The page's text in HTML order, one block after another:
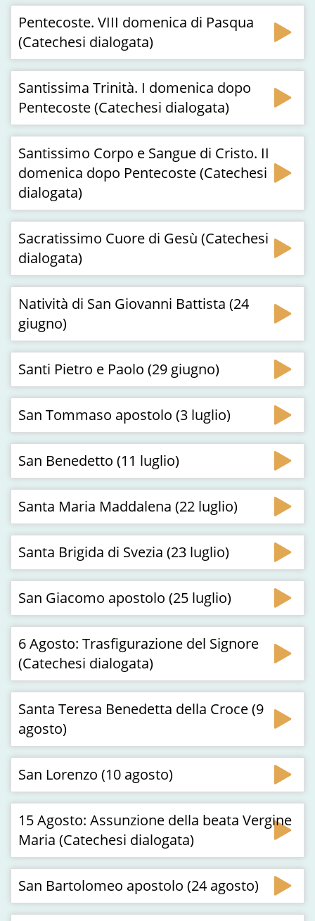
Pentecoste. VIII domenica di Pasqua
(Catechesi dialogata)
Santissima Trinità. I domenica dopo
Pentecoste (Catechesi dialogata)
Santissimo Corpo e Sangue di Cristo. II
domenica dopo Pentecoste (Catechesi
dialogata)
Sacratissimo Cuore di Gesù (Catechesi
dialogata)
Natività di San Giovanni Battista (24
giugno)
Santi Pietro e Paolo (29 giugno)
San Tommaso apostolo (3 luglio)
San Benedetto (11 luglio)
Santa Maria Maddalena (22 luglio)
Santa Brigida di Svezia (23 luglio)
San Giacomo apostolo (25 luglio)
6 Agosto: Trasfigurazione del Signore
(Catechesi dialogata)
Santa Teresa Benedetta della Croce (9
agosto)
San Lorenzo (10 agosto)
15 Agosto: Assunzione della beata Vergine
Maria (Catechesi dialogata)
San Bartolomeo apostolo (24 agosto)